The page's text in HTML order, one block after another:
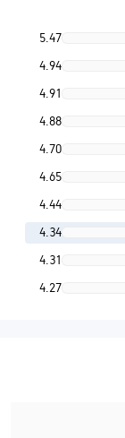
5.47
4.94
4.91
4.88
4.70
4.65
4.44
4.34
4.31
4.27